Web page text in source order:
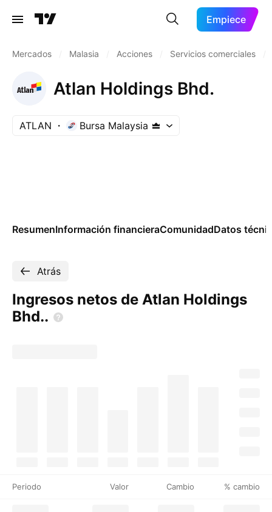
Empiece
Mercados Malasia Acciones Servicios comerciales
Atlan Holdings Bhd.
ATLAN Bursa Malaysia
ResumenInformación financieraComunidadDatos
Atrás
Ingresos netos de Atlan Holdings
Bhd..
Periodo Valor Cambio % cambio